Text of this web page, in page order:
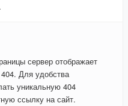
сервер отображает
Для удобства
уникальную 404
ссылку на сайт.